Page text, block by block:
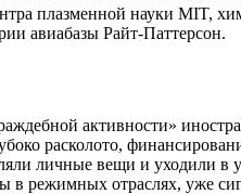
плазменной науки MIT,
авиабазы Райт-Паттерсон.
активности»
расколото,
личные вещи и уходили в
режимных отраслях, уже